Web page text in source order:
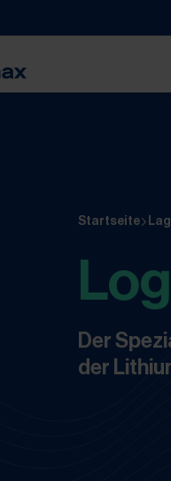
Startseite
Der
der